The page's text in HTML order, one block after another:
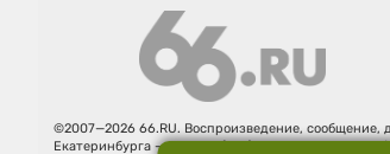
©2007—2026 66.RU. Воспроизведение, сообщение,
Екатеринбурга — «66.ru» (18+)